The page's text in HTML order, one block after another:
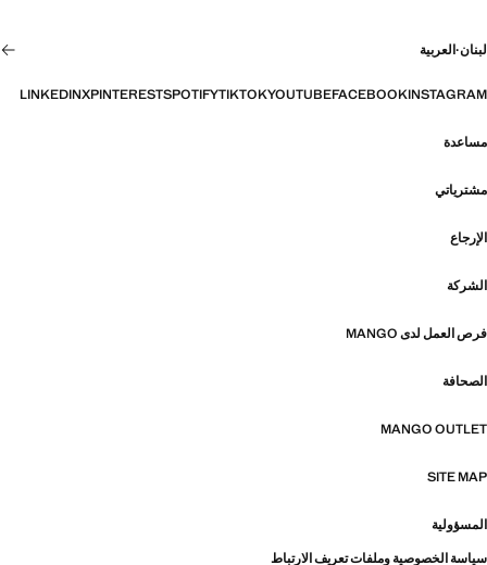
لبنان·العربية
INSTAGRAM
FACEBOOK
YOUTUBE
TIKTOK
SPOTIFY
PINTEREST
X
LINKEDIN
مساعدة
مشترياتي
الإرجاع
الشركة
فرص العمل لدى MANGO
الصحافة
MANGO OUTLET
SITE MAP
المسؤولية
سياسة الخصوصية وملفات تعريف الارتباط